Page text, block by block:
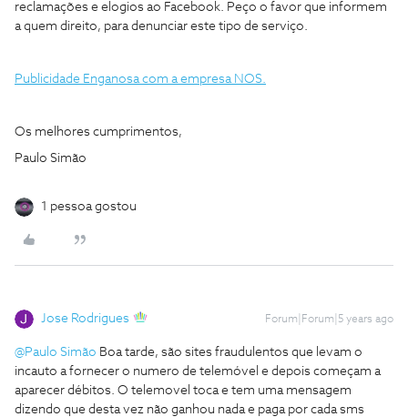
reclamações e elogios ao Facebook. Peço o favor que informem
a quem direito, para denunciar este tipo de serviço.
Publicidade Enganosa com a empresa NOS.
Os melhores cumprimentos,
Paulo Simão
1 pessoa gostou
Jose Rodrigues Forum|Forum|5 years ago
@Paulo Simão Boa tarde, são sites fraudulentos que levam o
incauto a fornecer o numero de telemóvel e depois começam a
aparecer débitos. O telemovel toca e tem uma mensagem
dizendo que desta vez não ganhou nada e paga por cada sms